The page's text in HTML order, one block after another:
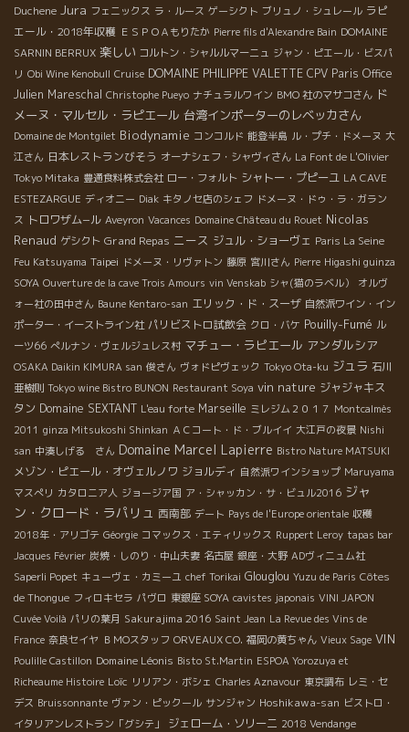
Duchene Jura フェニックス ラ・ルース ゲーシクト ブリュノ・シュレール ラピ
エール・2018年収穫 ＥＳＰＯＡもりたか Pierre fils d'Alexandre Bain DOMAINE
SARNIN BERRUX 楽しい コルトン・シャルルマーニュ ジャン・ピエール・ビスパ
リ Obi Wine Kenobull Cruise DOMAINE PHILIPPE VALETTE CPV Paris Office
Julien Mareschal Christophe Pueyo ナチュラルワイン BMO 社のマサコさん ド
メーヌ・マルセル・ラピエール 台湾インポーターのレベッカさん
Domaine de Montgilet Biodynamie コンコルド 能登半島 ル・プチ・ドメーヌ 大
江さん 日本レストランびそう オーナシェフ・シャヴィさん La Font de L'Olivier
Tokyo Mitaka 豊通食料株式会社 ロー・フォルト シャトー・プピーユ LA CAVE
ESTEZARGUE ディオニー Diak キタノセ店のシェフ ドメーヌ・ドゥ・ラ・ガラン
ス トロワザム−ル Aveyron Vacances Domaine Château du Rouet Nicolas
Renaud ゲシクト Grand Repas ニース ジュル・ショーヴェ Paris La Seine
Feu Katsuyama Taipei ドメーヌ・リヴァトン 藤原 宮川さん Pierre Higashi guinza
SOYA Ouverture de la cave Trois Amours vin Venskab シャ(猫のラベル）
オルヴ
ォー社の田中さん Baune Kentaro-san エリック・ド・スーザ 自然派ワイン・イン
ポーター・イーストライン社 パリビストロ試飲会 クロ・バケ Pouilly-Fumé ル
ーツ66 ぺルナン・ヴェルジュレス村 マチュー・ラピエール アンダルシア
OSAKA Daikin KIMURA san 俊さん ヴォドピヴェック Tokyo Ota-ku ジュラ 石川
亜樹則 Tokyo wine Bistro BUNON Restaurant Soya vin nature ジャジャキス
タン Domaine SEXTANT L'eau forte Marseille ミレジム２０１７ Montcalmès
2011 ginza Mitsukoshi Shinkan ＡＣコート・ド・ブルイイ 大江戸の夜景 Nishi
san 中湊しげる さん Domaine Marcel Lapierre Bistro Nature MATSUKI
メゾン・ピエール・オヴェルノワ ジョルディ 自然派ワインショップ Maruyama
マスぺリ カタロニア人 ジョージア国 ア・シャッカン・サ・ビュル2016 ジャ
ン・クロード・ラパリュ 西南部 デート Pays de l'Europe orientale 収穫
2018年・アリゴテ Géorgie コマックス・エティリックス Ruppert Leroy tapas bar
Jacques Février 炭焼・しのり・中山夫妻 名古屋 銀座・大野 ADヴィニュム社
Saperli Popet キューヴェ・カミーユ chef Torikai Glouglou Yuzu de Paris Côtes
de Thongue フィロキセラ パヴロ 東銀座 SOYA cavistes japonais VINI JAPON
Cuvée Voilà パリの葉月 Sakurajima 2016 Saint Jean La Revue des Vins de
France 奈良セイヤ ＢＭОスタッフ ORVEAUX CO. 福岡の黄ちゃん Vieux Sage VIN
Poulille Castillon Domaine Léonis Bisto St.Martin ESPOA Yorozuya et
Richeaume Histoire Loïc リリアン・ボシェ Charles Aznavour 東京調布 レミ・セ
デス Bruissonnante ヴァン・ピックール サンジャン Hoshikawa-san ビストロ・
イタリアンレストラン「グシテ」
ジェローム・ソリーニ 2018 Vendange